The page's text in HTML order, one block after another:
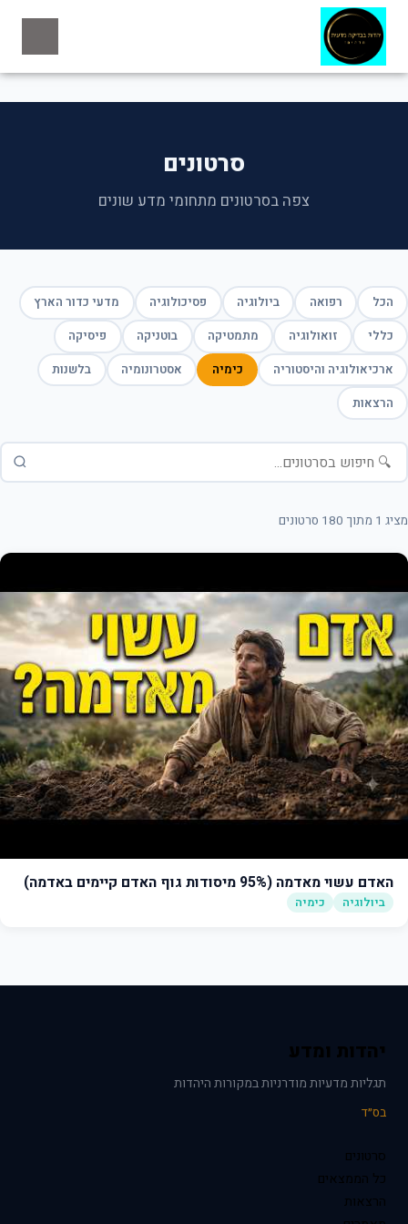
סרטונים
צפה בסרטונים מתחומי מדע שונים
הכל רפואה ביולוגיה פסיכולוגיה
מדעי כדור הארץ
כללי
זואולוגיה מתמטיקה בוטניקה
פיסיקה
ארכיאולוגיה והיסטוריה
כימיה אסטרונומיה
בלשנות
הרצאות
מציג 1 מתוך 180 סרטונים
האדם עשוי מאדמה (95% מיסודות גוף האדם קיימים באדמה)
ביולוגיה כימיה
יהדות ומדע
תגליות מדעיות מודרניות במקורות היהדות
בס״ד
סרטונים
כל הממצאים
הרצאות